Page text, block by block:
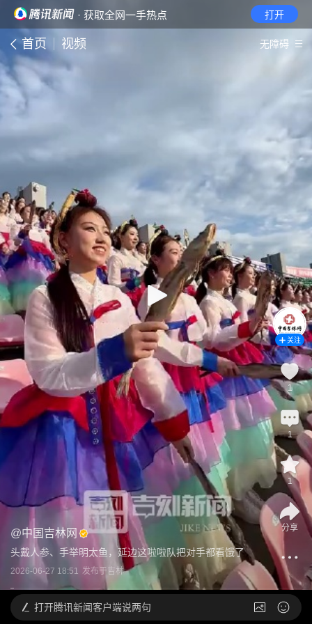
· 获取全网一手热点 打开
首页 视频 无障碍
@中国吉林网
头戴人参、手举明太鱼，延边这啦啦队把对手都看饿了
2026-06-27 18:51 发布于吉林
关注
1
1
1
分享
打开腾讯新闻客户端说两句